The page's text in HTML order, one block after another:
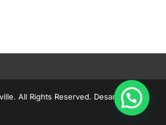
All Rights Reserved. Desarrollado